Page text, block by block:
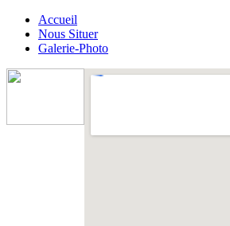
Accueil
Nous Situer
Galerie-Photo